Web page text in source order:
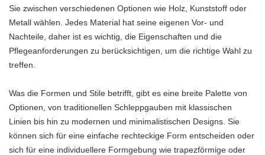
Sie zwischen verschiedenen Optionen wie Holz, Kunststoff oder
Metall wählen. Jedes Material hat seine eigenen Vor- und
Nachteile, daher ist es wichtig, die Eigenschaften und die
Pflegeanforderungen zu berücksichtigen, um die richtige Wahl zu
treffen.
Was die Formen und Stile betrifft, gibt es eine breite Palette von
Optionen, von traditionellen Schleppgauben mit klassischen
Linien bis hin zu modernen und minimalistischen Designs. Sie
können sich für eine einfache rechteckige Form entscheiden oder
sich für eine individuellere Formgebung wie trapezförmige oder